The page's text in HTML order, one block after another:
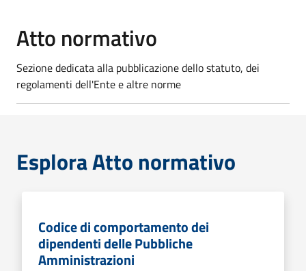
Atto normativo
Sezione dedicata alla pubblicazione dello statuto, dei
regolamenti dell'Ente e altre norme
Esplora Atto normativo
Codice di comportamento dei
dipendenti delle Pubbliche
Amministrazioni